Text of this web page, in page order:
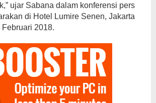
ujar Sabana dalam konferensi pers
di Hotel Lumire Senen, Jakarta
2018.